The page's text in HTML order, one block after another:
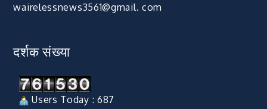
wairelessnews3561@gmail. com
दर्शक संख्या
Users Today : 687